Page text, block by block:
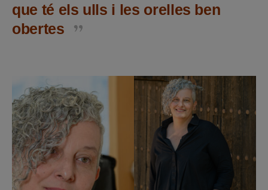
que té els ulls i les orelles ben
obertes